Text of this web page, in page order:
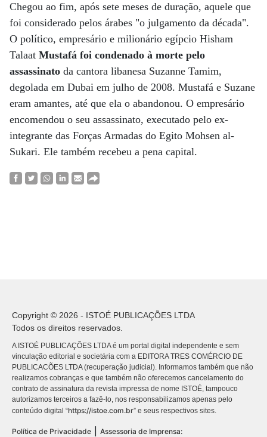
Chegou ao fim, após sete meses de duração, aquele que
foi considerado pelos árabes "o julgamento da década".
O político, empresário e milionário egípcio Hisham
Talaat Mustafá foi condenado à morte pelo
assassinato da cantora libanesa Suzanne Tamim,
degolada em Dubai em julho de 2008. Mustafá e Suzane
eram amantes, até que ela o abandonou. O empresário
encomendou o seu assassinato, executado pelo ex-
integrante das Forças Armadas do Egito Mohsen al-
Sukari. Ele também recebeu a pena capital.
Copyright © 2026 - ISTOÉ PUBLICAÇÕES LTDA
Todos os direitos reservados.
A ISTOÉ PUBLICAÇÕES LTDA é um portal digital independente e sem
vinculação editorial e societária com a EDITORA TRES COMÉRCIO DE
PUBLICACÕES LTDA (recuperação judicial). Informamos também que não
realizamos cobranças e que também não oferecemos cancelamento do
contrato de assinatura da revista impressa de nome ISTOÉ, tampouco
autorizamos terceiros a fazê-lo, nos responsabilizamos apenas pelo
conteúdo digital “https://istoe.com.br” e seus respectivos sites.
Política de Privacidade Assessoria de Imprensa: